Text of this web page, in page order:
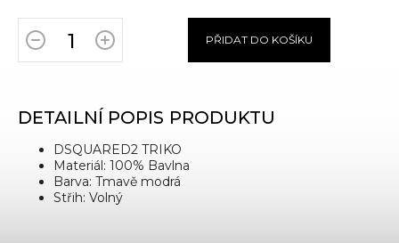
PŘIDAT DO KOŠÍKU
DETAILNÍ POPIS PRODUKTU
DSQUARED2 TRIKO
Materiál: 100% Bavlna
Barva: Tmavě modrá
Střih: Volný